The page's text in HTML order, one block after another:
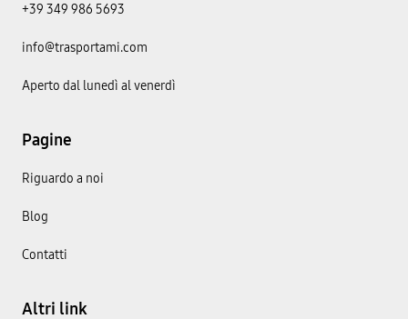
+39 349 986 5693
info@trasportami.com
Aperto dal lunedì al venerdì
Pagine
Riguardo a noi
Blog
Contatti
Altri link